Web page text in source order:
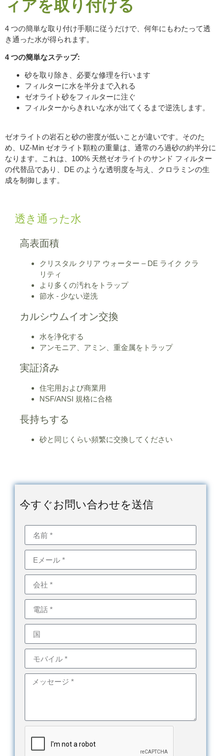
ィアを取り付ける
4 つの簡単な取り付け手順に従うだけで、何年にもわたって透
き通った水が得られます。
4 つの簡単なステップ:
砂を取り除き、必要な修理を行います
フィルターに水を半分まで入れる
ゼオライト砂をフィルターに注ぐ
フィルターからきれいな水が出てくるまで逆洗します。
ゼオライトの岩石と砂の密度が低いことが違いです。そのた
め、UZ-Min ゼオライト顆粒の重量は、通常のろ過砂の約半分に
なります。これは、100% 天然ゼオライトのサンド フィルター
の代替品であり、DE のような透明度を与え、クロラミンの生
成を制御します。
透き通った水
高表面積
クリスタル クリア ウォーター – DE ライク クラ
リティ
より多くの汚れをトラップ
節水 - 少ない逆洗
カルシウムイオン交換
水を浄化する
アンモニア、アミン、重金属をトラップ
実証済み
住宅用および商業用
NSF/ANSI 規格に合格
長持ちする
砂と同じくらい頻繁に交換してください
今すぐお問い合わせを送信